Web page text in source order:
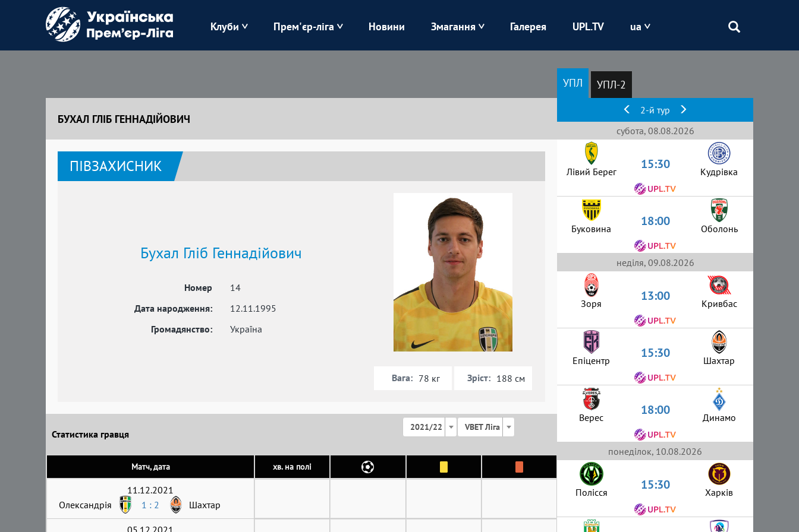
Клуби
Зоря Карпати Колос Кривбас
Оболонь
Полісся
Прем'єр-ліга Новини Змагання Галерея UPL.TV ua
БУХАЛ ГЛІБ ГЕННАДІЙОВИЧ
ПІВЗАХИСНИК
Бухал Гліб Геннадійович
Номер
14
Дата народження:
12.11.1995
Громадянство:
Україна
Вага: 78 кг Зріст: 188 см
Статистика гравця
2021/22 VBET Ліга
Матч, дата хв. на полі
11.12.2021
Олександрія
1 : 2 Шахтар
05.12.2021
УПЛ УПЛ-2
2-й тур
субота, 08.08.2026
Лівий Берег 15:30 Кудрівка
Буковина 18:00 Оболонь
неділя, 09.08.2026
Зоря 13:00 Кривбас
Епіцентр 15:30 Шахтар
Верес 18:00 Динамо
понеділок, 10.08.2026
Полісся 15:30 Харків